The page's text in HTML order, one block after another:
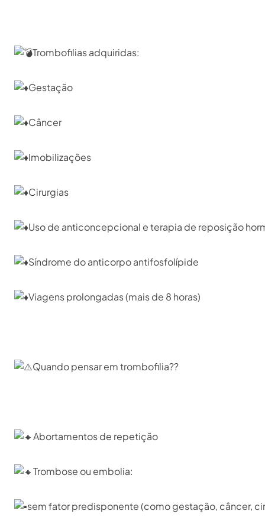
Trombofilias adquiridas:⁣
Gestação⁣
Câncer ⁣
Imobilizações⁣
Cirurgias⁣
Uso de anticoncepcional e terapia de reposição
Síndrome do anticorpo antifosfolípide⁣
Viagens prolongadas (mais de 8 horas)⁣
Quando pensar em trombofilia??⁣
Abortamentos de repetição⁣
Trombose ou embolia:⁣
sem fator predisponente (como gestação, câncer,